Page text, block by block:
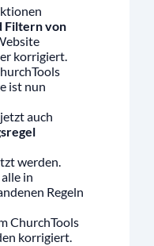
Filtern von
korrigiert.
ist nun
auch
werden.
in
Regeln
ChurchTools
korrigiert.